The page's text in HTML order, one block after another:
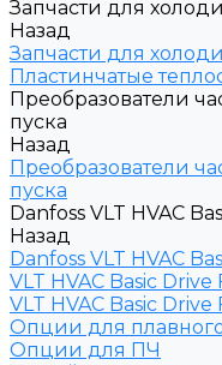
Запчасти для
Назад
Запчасти для
Пластинчатые
Преобразователи
пуска
Назад
Преобразователи
пуска
Danfoss VLT HVAC
Назад
Danfoss VLT HVAC
VLT HVAC Basic Drive
VLT HVAC Basic Drive
Опции для
Опции для ПЧ